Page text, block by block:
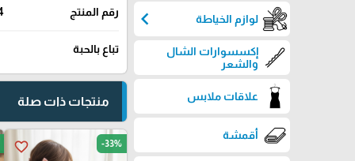
لوازم الخياطة chevron_left
إكسسوارات الشال
والشعر
علاقات ملابس
أقمشة
رقم المنتج
تباع بالحبة
منتجات ذات صلة
favorite_border -33%